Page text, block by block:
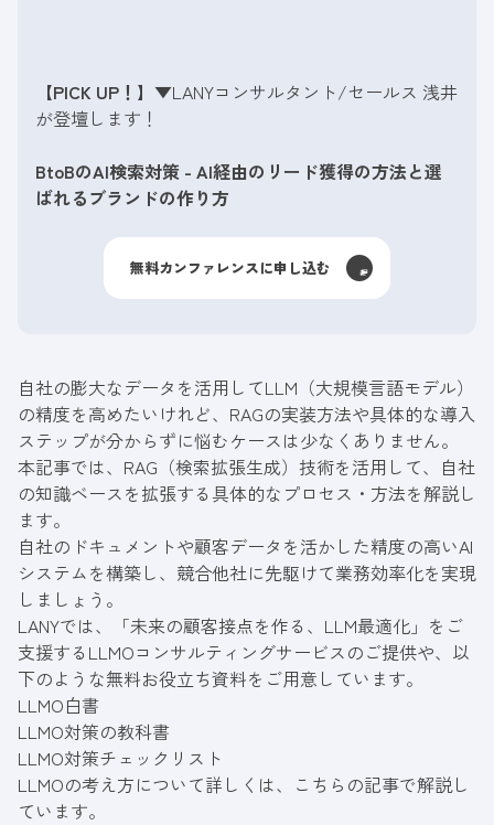
【PICK UP！】 ▼LANYコンサルタント/セールス 浅井
が登壇します！
BtoBのAI検索対策 - AI経由のリード獲得の方法と選
ばれるブランドの作り方
無料カンファレンスに申し込む
自社の膨大なデータを活用してLLM（大規模言語モデル）
の精度を高めたいけれど、RAGの実装方法や具体的な導入
ステップが分からずに悩むケースは少なくありません。
本記事では、RAG（検索拡張生成）技術を活用して、自社
の知識ベースを拡張する具体的なプロセス・方法を解説し
ます。
自社のドキュメントや顧客データを活かした精度の高いAI
システムを構築し、競合他社に先駆けて業務効率化を実現
しましょう。
LANYでは、「未来の顧客接点を作る、LLM最適化」をご
支援する LLMOコンサルティングサービスのご提供や、以
下のような無料お役立ち資料をご用意しています。
LLMO白書
LLMO対策の教科書
LLMO対策チェックリスト
LLMOの考え方について詳しくは、こちらの記事で解説し
ています。